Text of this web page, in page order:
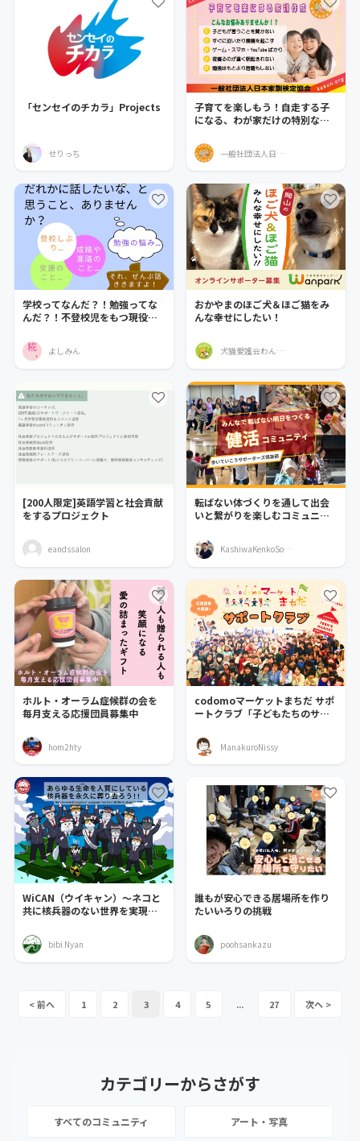
「センセイのチカラ」Projects
せりっち
子育てを楽しもう！自走する子
になる、わが家だけの特別な
一般社団法人日本家訓検定協会
学校ってなんだ？！勉強ってな
んだ？！不登校児をもつ現役教
よしみん
おかやまのほご犬＆ほご猫をみ
んな幸せにしたい！
犬猫愛護会わんぱーく
[200人限定]英語学習と社会貢献
をするプロジェクト
eandssalon
転ばない体づくりを通して出会
いと繋がりを楽しむコミュニテ
KashiwaKenkoSoran_club
ホルト・オーラム症候群の会を
毎月支える応援団員募集中
hom2hty
codomoマーケットまちだ サポ
ートクラブ「子どもたちのサポ
ManakuroNissy
WiCAN（ウイキャン）〜ネコと
共に核兵器のない世界を実現す
bibi Nyan
誰もが安心できる居場所を作り
たい――いろりの挑戦
poohsankazu
1 2 3 4 5 ... 27
カテゴリーからさがす
すべてのコミュニティ アート・写真